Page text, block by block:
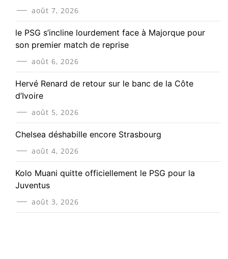
août 7, 2026
le PSG s’incline lourdement face à Majorque pour
son premier match de reprise
août 6, 2026
Hervé Renard de retour sur le banc de la Côte
d’Ivoire
août 5, 2026
Chelsea déshabille encore Strasbourg
août 4, 2026
Kolo Muani quitte officiellement le PSG pour la
Juventus
août 3, 2026